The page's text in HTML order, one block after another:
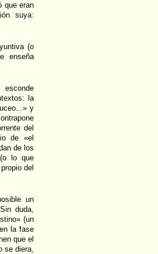
que eran
suya:
(o
enseña
la
y
del
de «el
de los
lo que
del
un
duda,
(un
la fase
que el
se diera,